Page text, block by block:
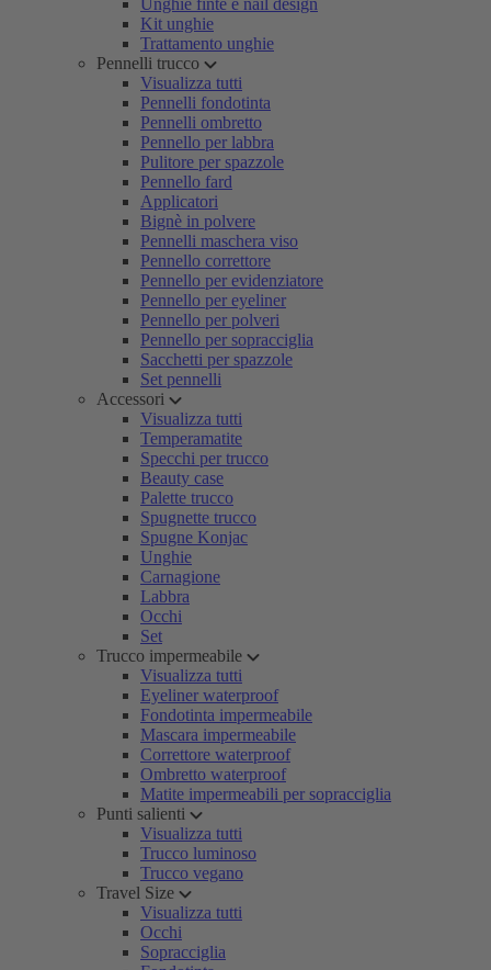
Unghie finte e nail design
Kit unghie
Trattamento unghie
Pennelli trucco
Visualizza tutti
Pennelli fondotinta
Pennelli ombretto
Pennello per labbra
Pulitore per spazzole
Pennello fard
Applicatori
Bignè in polvere
Pennelli maschera viso
Pennello correttore
Pennello per evidenziatore
Pennello per eyeliner
Pennello per polveri
Pennello per sopracciglia
Sacchetti per spazzole
Set pennelli
Accessori
Visualizza tutti
Temperamatite
Specchi per trucco
Beauty case
Palette trucco
Spugnette trucco
Spugne Konjac
Unghie
Carnagione
Labbra
Occhi
Set
Trucco impermeabile
Visualizza tutti
Eyeliner waterproof
Fondotinta impermeabile
Mascara impermeabile
Correttore waterproof
Ombretto waterproof
Matite impermeabili per sopracciglia
Punti salienti
Visualizza tutti
Trucco luminoso
Trucco vegano
Travel Size
Visualizza tutti
Occhi
Sopracciglia